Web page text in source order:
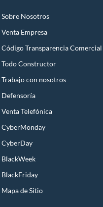
Sobre Nosotros
Venta Empresa
Código Transparencia Comercial
Todo Constructor
Trabajo con nosotros
Defensoría
Venta Telefónica
CyberMonday
CyberDay
BlackWeek
BlackFriday
Mapa de Sitio